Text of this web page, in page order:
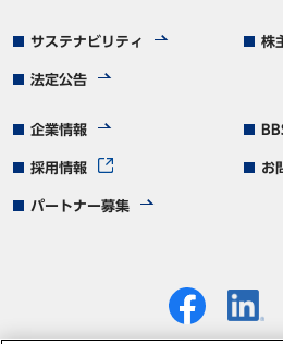
サステナビリティ 株
法定公告
企業情報
採用情報 お
パートナー募集